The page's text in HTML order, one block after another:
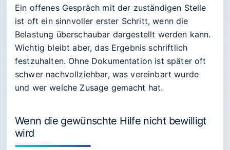
Ein offenes Gespräch mit der zuständigen Stelle
ist oft ein sinnvoller erster Schritt, wenn die
Belastung überschaubar dargestellt werden kann.
Wichtig bleibt aber, das Ergebnis schriftlich
festzuhalten. Ohne Dokumentation ist später oft
schwer nachvollziehbar, was vereinbart wurde
und wer welche Zusage gemacht hat.
Wenn die gewünschte Hilfe nicht bewilligt
wird